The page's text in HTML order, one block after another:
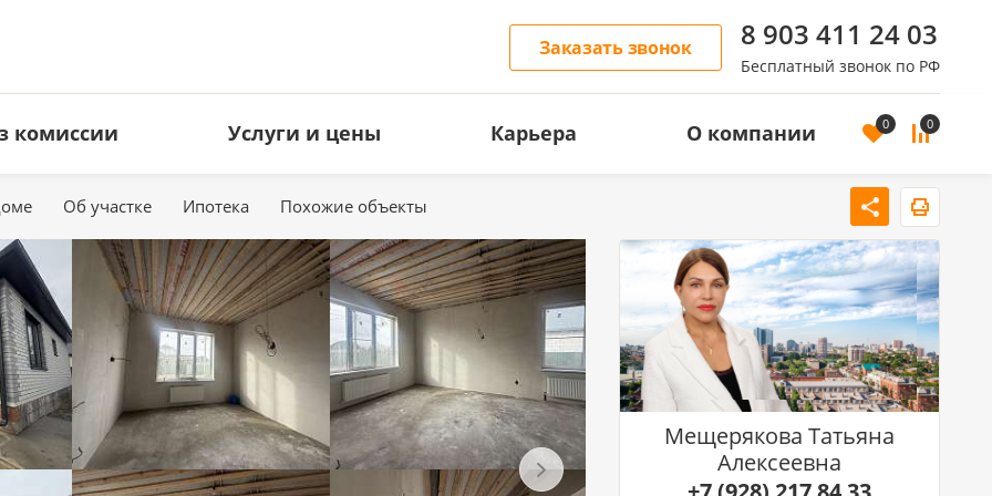
Заказать звонок 8 903 411 24 03
Бесплатный звонок по РФ
ЗЕМЕЛЬНЫЕ УЧАСТКИ
Под ИЖС
Дачные
Сельхоз
КОММЕРЧЕСКАЯ НЕДВИЖИМОСТЬ
Офисы
Торговые площади
Свободное назначение
Производство
Гостиницы
Кафе и рестораны
АРЕНДА ЖИЛОЙ НЕДВИЖИМОСТИ
Аренда квартир
Аренда домов
комиссии Услуги и цены Карьера О компании 0 0
Об участке Ипотека Похожие объекты
Мещерякова Татьяна
Алексеевна